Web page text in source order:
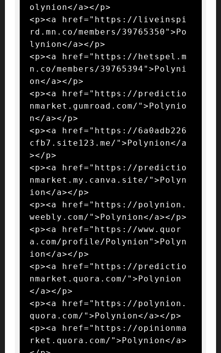
olynion</a></p>
<p><a href="https://liveinspi
rd.mn.co/members/39765350">Po
lynion</a></p>
<p><a href="https://hetspel.m
n.co/members/39765394">Polyni
on</a></p>
<p><a href="https://predictio
nmarket.gumroad.com/">Polynio
n</a></p>
<p><a href="https://6a0adb226
cfb7.site123.me/">Polynion</a
></p>
<p><a href="https://predictio
nmarket.my.canva.site/">Polyn
ion</a></p>
<p><a href="https://polynion.
weebly.com/">Polynion</a></p>
<p><a href="https://www.quor
a.com/profile/Polynion">Polyn
ion</a></p>
<p><a href="https://predictio
nmarket.quora.com/">Polynion
</a></p>
<p><a href="https://polynion.
quora.com/">Polynion</a></p>
<p><a href="https://opinionma
rket.quora.com/">Polynion</a>